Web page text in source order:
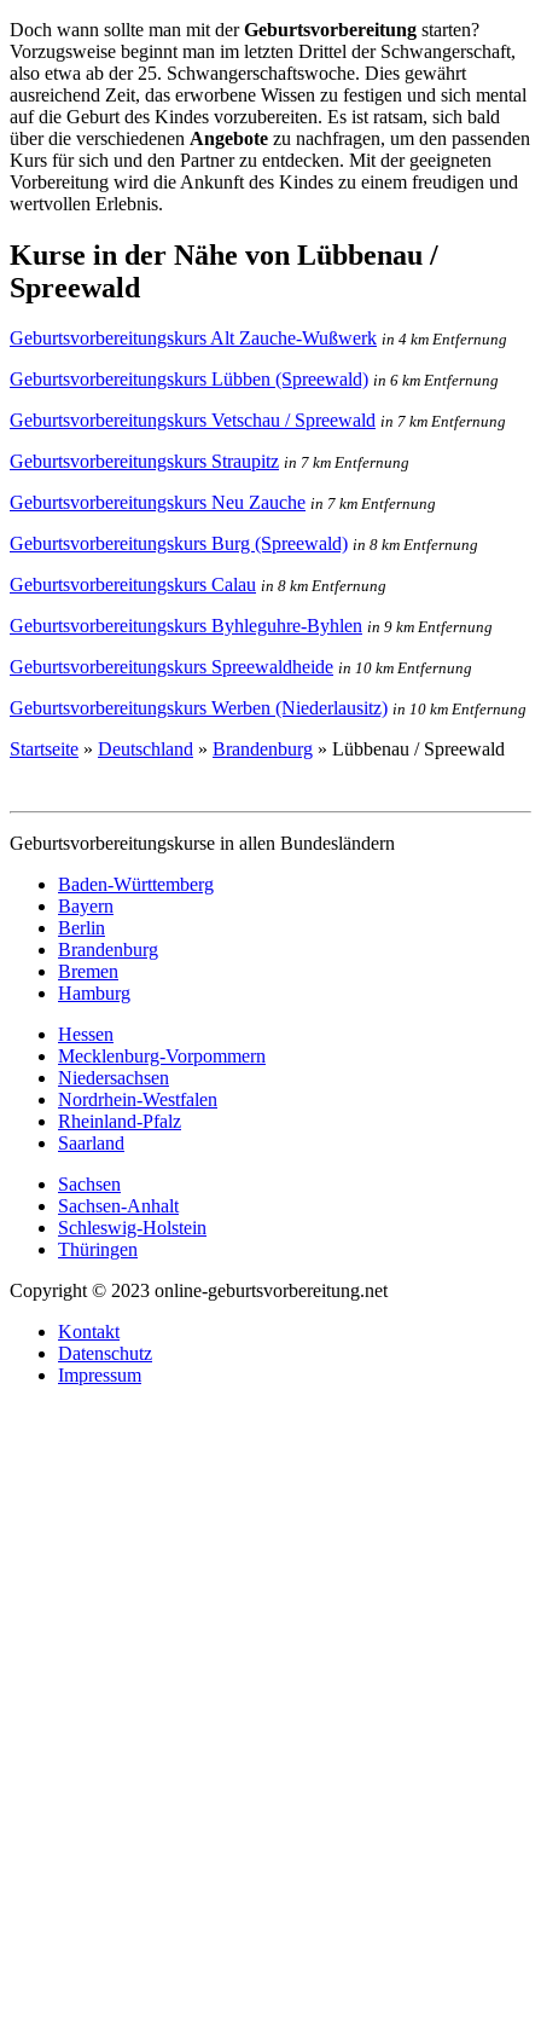
Doch wann sollte man mit derGeburtsvorbereitung starten?
Vorzugsweise beginnt man im letzten Drittel der Schwangerschaft,
also etwa ab der 25. Schwangerschaftswoche. Dies gewährt
ausreichend Zeit, das erworbene Wissen zu festigen und sich mental
auf die Geburt des Kindes vorzubereiten. Es ist ratsam, sich bald
über die verschiedenen Angebote zu nachfragen, um den passenden
Kurs für sich und den Partner zu entdecken. Mit der geeigneten
Vorbereitung wird die Ankunft des Kindes zu einem freudigen und
wertvollen Erlebnis.
Kurse in der Nähe von Lübbenau /
Spreewald
Geburtsvorbereitungskurs Alt Zauche-Wußwerk in 4 km Entfernung
Geburtsvorbereitungskurs Lübben (Spreewald) in 6 km Entfernung
Geburtsvorbereitungskurs Vetschau / Spreewald in 7 km Entfernung
Geburtsvorbereitungskurs Straupitz in 7 km Entfernung
Geburtsvorbereitungskurs Neu Zauche in 7 km Entfernung
Geburtsvorbereitungskurs Burg (Spreewald) in 8 km Entfernung
Geburtsvorbereitungskurs Calau in 8 km Entfernung
Geburtsvorbereitungskurs Byhleguhre-Byhlen in 9 km Entfernung
Geburtsvorbereitungskurs Spreewaldheide in 10 km Entfernung
Geburtsvorbereitungskurs Werben (Niederlausitz) in 10 km Entfernung
Startseite » Deutschland » Brandenburg » Lübbenau / Spreewald
Geburtsvorbereitungskurse in allen Bundesländern
Baden-Württemberg
Bayern
Berlin
Brandenburg
Bremen
Hamburg
Hessen
Mecklenburg-Vorpommern
Niedersachsen
Nordrhein-Westfalen
Rheinland-Pfalz
Saarland
Sachsen
Sachsen-Anhalt
Schleswig-Holstein
Thüringen
Copyright © 2023 online-geburtsvorbereitung.net
Kontakt
Datenschutz
Impressum